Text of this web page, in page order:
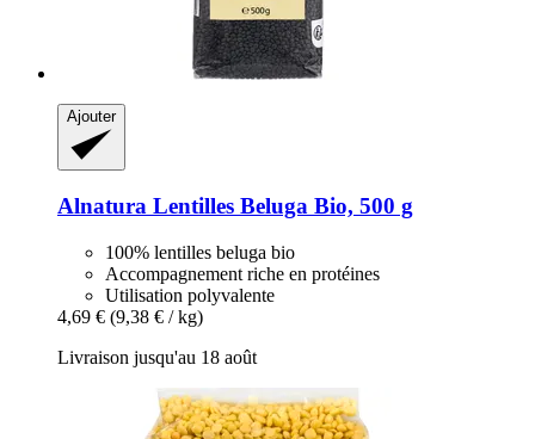
Ajouter
Alnatura Lentilles Beluga Bio, 500 g
100% lentilles beluga bio
Accompagnement riche en protéines
Utilisation polyvalente
4,69 € (9,38 € / kg)
Livraison jusqu'au 18 août